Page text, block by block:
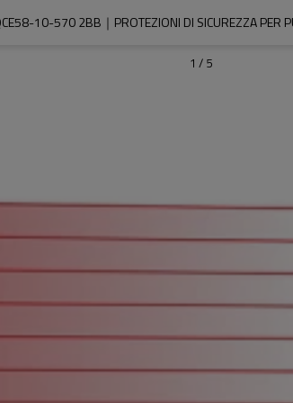
10-570 2BB｜PROTEZIONI DI SICUREZZA PER
1 / 5